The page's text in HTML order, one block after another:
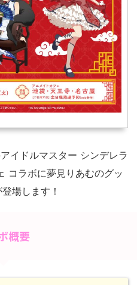
イドルマスター シンデレラ
コラボに夢見りあむのグッ
場します！
概要